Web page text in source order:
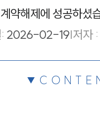
약해제에 성공하셨
: 2026-02-19|저자 :